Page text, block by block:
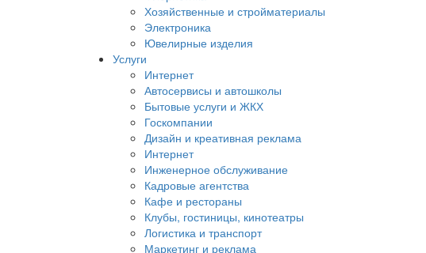
Хозяйственные и стройматериалы
Электроника
Ювелирные изделия
Услуги
Интернет
Автосервисы и автошколы
Бытовые услуги и ЖКХ
Госкомпании
Дизайн и креативная реклама
Интернет
Инженерное обслуживание
Кадровые агентства
Кафе и рестораны
Клубы, гостиницы, кинотеатры
Логистика и транспорт
Маркетинг и реклама